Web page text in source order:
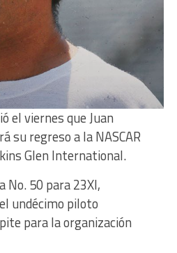
el viernes que Juan
su regreso a la NASCAR
Glen International.
No. 50 para 23XI,
undécimo piloto
para la organización